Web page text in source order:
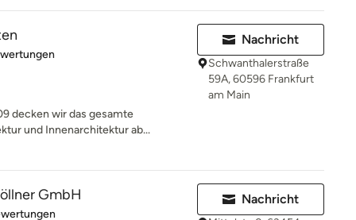
5 von 5 Sternen
decken wir das gesamte
und Innenarchitektur ab...
Nachricht
Schwanthalerstraße
59A, 60596 Frankfurt
am Main
GmbH
4.8 von 5 Sternen
Nachricht